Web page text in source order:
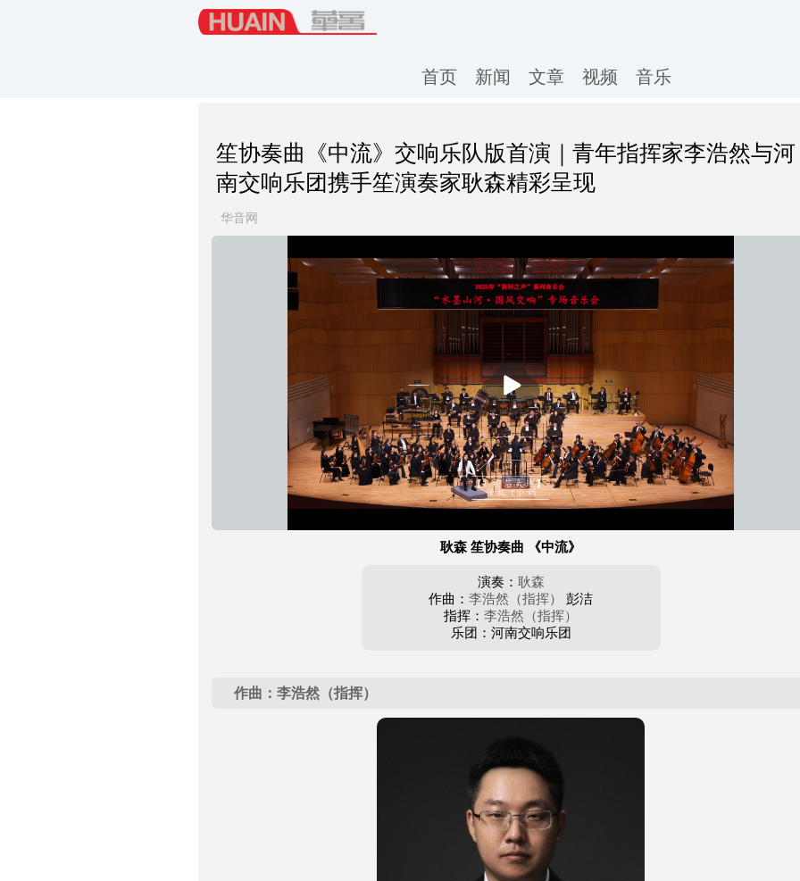
首页 新闻 文章 视频 音乐
笙协奏曲《中流》交响乐队版首演｜青年指挥家李浩然与河
南交响乐团携手笙演奏家耿森精彩呈现
华音网
放
耿森 笙协奏曲 《中流》
演奏： 耿森
作曲： 李浩然（指挥）
彭洁
指挥： 李浩然（指挥）
乐团：河南交响乐团
作曲：李浩然（指挥）